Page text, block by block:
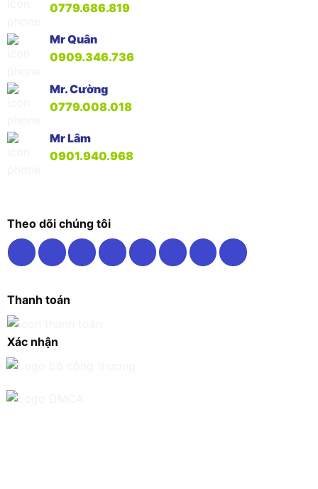
0779.686.819
Mr Quân
0909.346.736
Mr. Cường
0779.008.018
Mr Lâm
0901.940.968
Theo dõi chúng tôi
Thanh toán
Xác nhận